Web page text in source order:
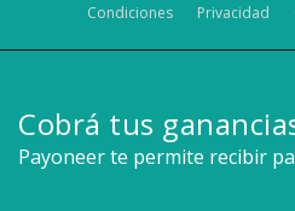
Privacidad
Condiciones
Cobrá tus
Payoneer te permite recibir